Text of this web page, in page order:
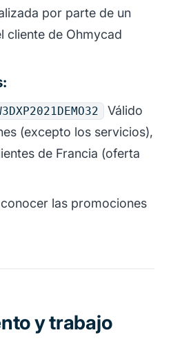
por parte de un
cliente de Ohmycad
Válido
(excepto los servicios),
de Francia (oferta
las promociones
y trabajo